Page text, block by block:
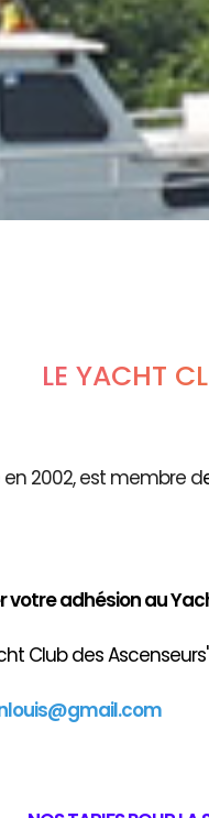
LE YACHT
2002, est membre d
adhésion au
Club des